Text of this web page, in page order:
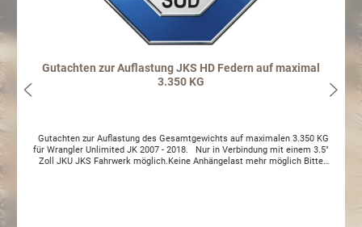
Gutachten zur Auflastung JKS HD Federn auf maximal
3.350 KG
Gutachten zur Auflastung des Gesamtgewichts auf maximalen 3.350 KG
für Wrangler Unlimited JK 2007 - 2018. Nur in Verbindung mit einem 3.5"
Zoll JKU JKS Fahrwerk möglich.Keine Anhängelast mehr möglich Bitte